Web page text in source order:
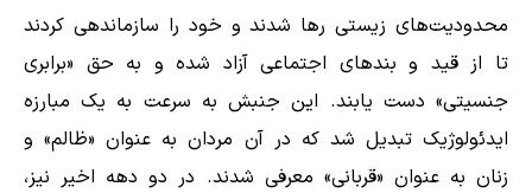
محدودیت‌های زیستی رها شدند و خود را سازماندهی کردند
تا از قید و بندهای اجتماعی آزاد شده و به حق «برابری
جنسیتی» دست یابند. این جنبش به سرعت به یک مبارزه
ایدئولوژیک تبدیل شد که در آن مردان به عنوان «ظالم» و
زنان به عنوان «قربانی» معرفی شدند. در دو دهه اخیر نیز،